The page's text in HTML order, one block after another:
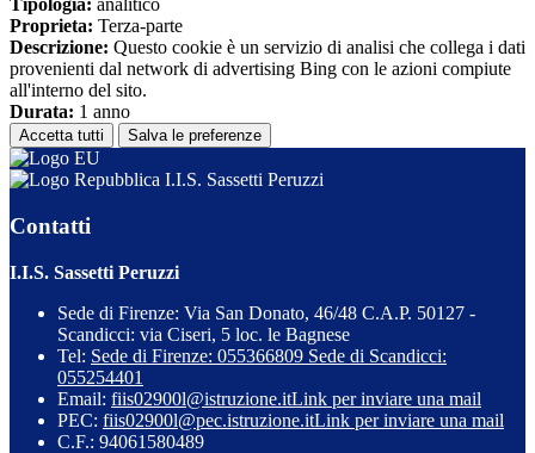
Tipologia: analitico
Proprieta: Terza-parte
Descrizione: Questo cookie è un servizio di analisi che collega i dati
provenienti dal network di advertising Bing con le azioni compiute
all'interno del sito.
Durata: 1 anno
Accetta tutti Salva le preferenze
I.I.S. Sassetti Peruzzi
Contatti
I.I.S. Sassetti Peruzzi
Sede di Firenze: Via San Donato, 46/48 C.A.P. 50127 -
Scandicci: via Ciseri, 5 loc. le Bagnese
Tel: Sede di Firenze: 055366809 Sede di Scandicci:
055254401
Email: fiis02900l@istruzione.itLink per inviare una mail
PEC: fiis02900l@pec.istruzione.itLink per inviare una mail
C.F.: 94061580489